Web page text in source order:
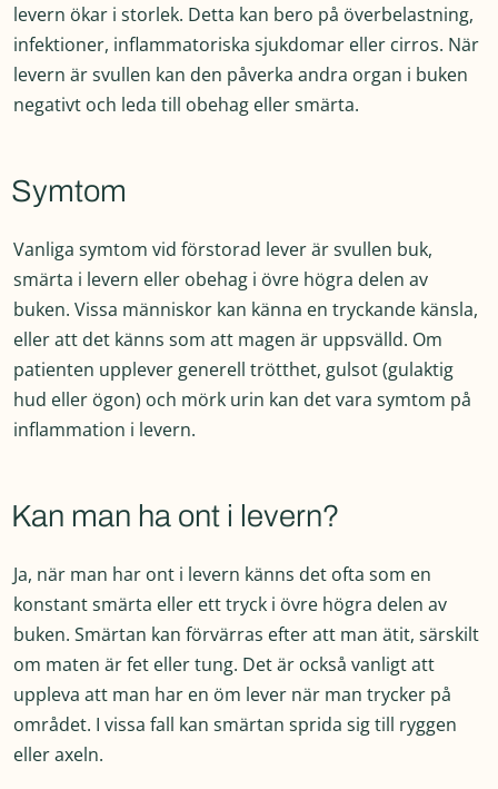
levern ökar i storlek. Detta kan bero på överbelastning,
infektioner, inflammatoriska sjukdomar eller cirros. När
levern är svullen kan den påverka andra organ i buken
negativt och leda till obehag eller smärta.
Symtom
Vanliga symtom vid förstorad lever är svullen buk,
smärta i levern eller obehag i övre högra delen av
buken. Vissa människor kan känna en tryckande känsla,
eller att det känns som att magen är uppsvälld. Om
patienten upplever generell trötthet, gulsot (gulaktig
hud eller ögon) och mörk urin kan det vara symtom på
inflammation i levern.
Kan man ha ont i levern?
Ja, när man har ont i levern känns det ofta som en
konstant smärta eller ett tryck i övre högra delen av
buken. Smärtan kan förvärras efter att man ätit, särskilt
om maten är fet eller tung. Det är också vanligt att
uppleva att man har en öm lever när man trycker på
området. I vissa fall kan smärtan sprida sig till ryggen
eller axeln.